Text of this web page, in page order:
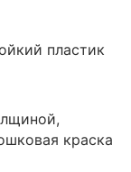
пластик
краска